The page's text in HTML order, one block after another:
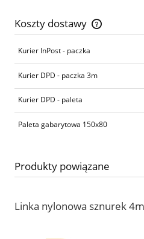
Koszty dostawy
Cena nie zawiera ewentualnych
Kurier InPost - paczka
Kurier DPD - paczka 3m
Kurier DPD - paleta
Paleta gabarytowa 150x80
Produkty powiązane
Linka nylonowa sznurek